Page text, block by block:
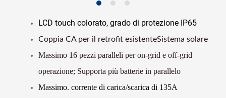
LCD touch colorato, grado di protezione IP65
Coppia CA per il retrofit esistenteSistema solare
Massimo 16 pezzi paralleli per on-grid e off-grid
operazione; Supporta più batterie in parallelo
Massimo. corrente di carica/scarica di 135A